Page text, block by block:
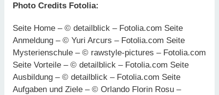
Photo Credits Fotolia:
Seite Home – © detailblick – Fotolia.com Seite
Anmeldung – © Yuri Arcurs – Fotolia.com Seite
Mysterienschule – © rawstyle-pictures – Fotolia.com
Seite Vorteile – © detailblick – Fotolia.com Seite
Ausbildung – © detailblick – Fotolia.com Seite
Aufgaben und Ziele – © Orlando Florin Rosu –